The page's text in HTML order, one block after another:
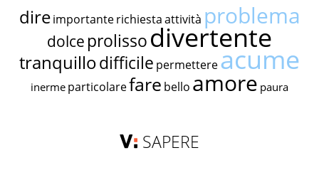
dire importante richiestaattività problema
dolce prolissodivertente
tranquillodifficile permettereacume
inerme particolarefare bello amore paura
SAPERE